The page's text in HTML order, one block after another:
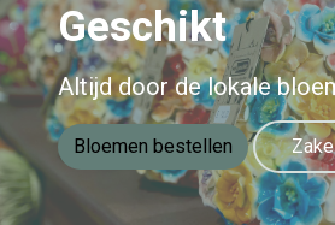
Geschikt
Altijd door de lokale
Bloemen bestellen